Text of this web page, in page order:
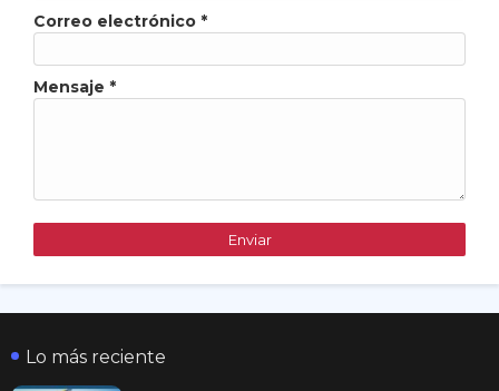
Correo electrónico *
Mensaje *
Lo más reciente